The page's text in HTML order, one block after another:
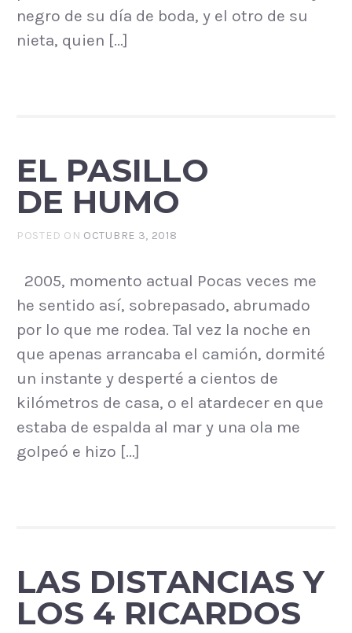
negro de su día de boda, y el otro de su
nieta, quien […]
EL PASILLO
DE HUMO
POSTED ON OCTUBRE 3, 2018
2005, momento actual Pocas veces me
he sentido así, sobrepasado, abrumado
por lo que me rodea. Tal vez la noche en
que apenas arrancaba el camión, dormité
un instante y desperté a cientos de
kilómetros de casa, o el atardecer en que
estaba de espalda al mar y una ola me
golpeó e hizo […]
LAS DISTANCIAS Y
LOS 4 RICARDOS